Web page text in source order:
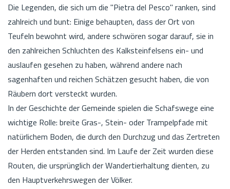
Die Legenden, die sich um die "Pietra del Pesco" ranken, sind
zahlreich und bunt: Einige behaupten, dass der Ort von
Teufeln bewohnt wird, andere schwören sogar darauf, sie in
den zahlreichen Schluchten des Kalksteinfelsens ein- und
auslaufen gesehen zu haben, während andere nach
sagenhaften und reichen Schätzen gesucht haben, die von
Räubern dort versteckt wurden.
In der Geschichte der Gemeinde spielen die Schafswege eine
wichtige Rolle: breite Gras-, Stein- oder Trampelpfade mit
natürlichem Boden, die durch den Durchzug und das Zertreten
der Herden entstanden sind. Im Laufe der Zeit wurden diese
Routen, die ursprünglich der Wandertierhaltung dienten, zu
den Hauptverkehrswegen der Völker.